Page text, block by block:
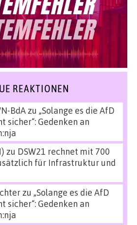
REAKTIONEN
BdAzu „Solange es die AfD
sicher“: Gedenken an
zu DSW21 rechnet mit 700
für Infrastruktur und
zu „Solange es die AfD
sicher“: Gedenken an